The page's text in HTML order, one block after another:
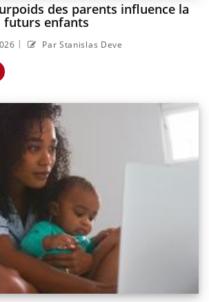
des parents influence la
futurs enfants
| Par Stanislas Deve